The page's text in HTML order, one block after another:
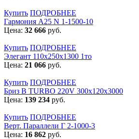
Купить ПОДРОБНЕЕ
Гармония А25 N 1-1500-10
Цена: 32 666 руб.
Купить ПОДРОБНЕЕ
Элегант 110x250x1300 1то
Цена: 21 066 руб.
Купить ПОДРОБНЕЕ
Бриз В TURBO 220V 300х120х3000
Цена: 139 234 руб.
Купить ПОДРОБНЕЕ
Верт. Параллели Г 2-1000-3
Цена: 16 862 руб.